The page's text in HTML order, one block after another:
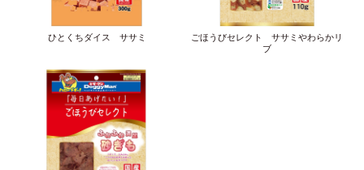
ひとくちダイス ササミ
ごほうびセレクト ササミやわらかリ
ブ